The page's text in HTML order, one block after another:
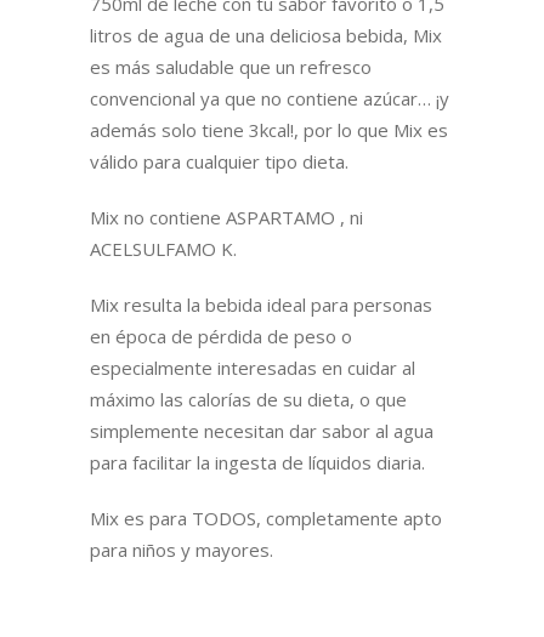
litros de agua de una deliciosa bebida, Mix
es más saludable que un refresco
convencional ya que no contiene azúcar… ¡y
además solo tiene 3kcal!, por lo que Mix es
válido para cualquier tipo dieta.
Mix no contiene ASPARTAMO , ni
ACELSULFAMO K.
Mix resulta la bebida ideal para personas
en época de pérdida de peso o
especialmente interesadas en cuidar al
máximo las calorías de su dieta, o que
simplemente necesitan dar sabor al agua
para facilitar la ingesta de líquidos diaria.
Mix es para TODOS, completamente apto
para niños y mayores.